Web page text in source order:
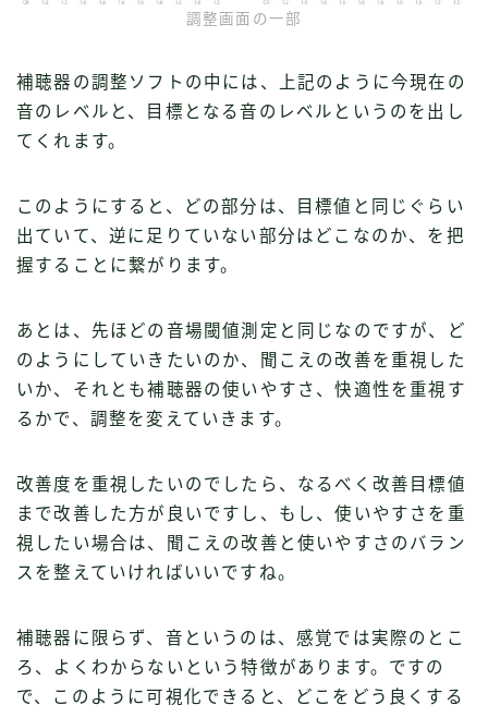
調整画面の一部
補聴器の調整ソフトの中には、上記のように今現在の
音のレベルと、目標となる音のレベルというのを出し
てくれます。
このようにすると、どの部分は、目標値と同じぐらい
出ていて、逆に足りていない部分はどこなのか、を把
握することに繋がります。
あとは、先ほどの音場閾値測定と同じなのですが、ど
のようにしていきたいのか、聞こえの改善を重視した
いか、それとも補聴器の使いやすさ、快適性を重視す
るかで、調整を変えていきます。
改善度を重視したいのでしたら、なるべく改善目標値
まで改善した方が良いですし、もし、使いやすさを重
視したい場合は、聞こえの改善と使いやすさのバラン
スを整えていければいいですね。
補聴器に限らず、音というのは、感覚では実際のとこ
ろ、よくわからないという特徴があります。ですの
で、このように可視化できると、どこをどう良くする